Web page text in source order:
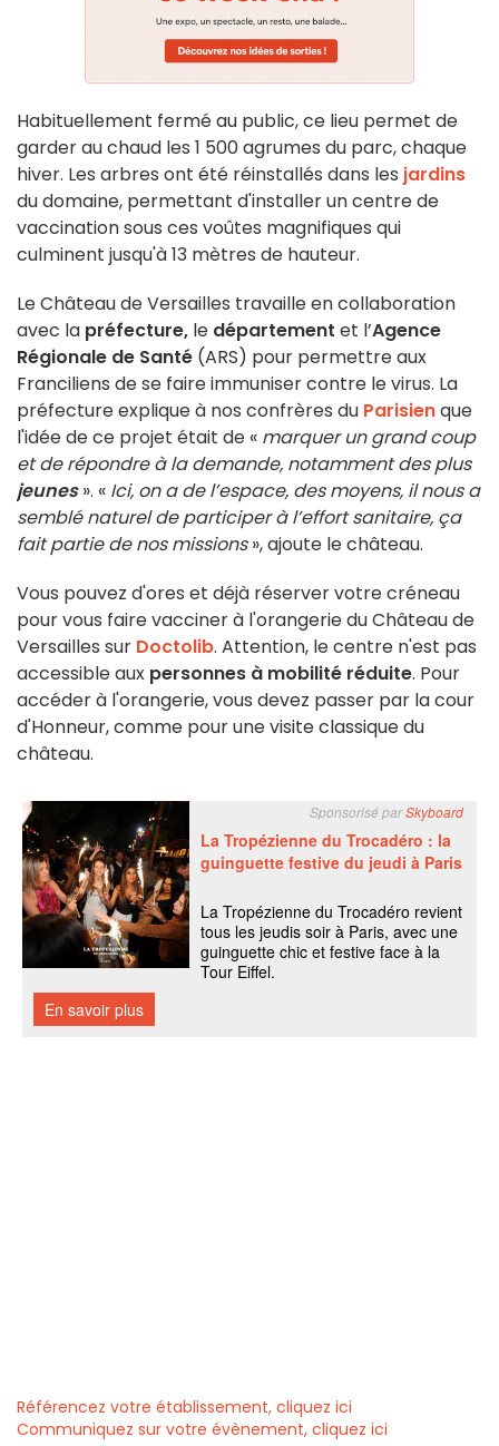
Habituellement fermé au public, ce lieu permet de
garder au chaud les 1 500 agrumes du parc, chaque
hiver. Les arbres ont été réinstallés dans les jardins
du domaine, permettant d'installer un centre de
vaccination sous ces voûtes magnifiques qui
culminent jusqu'à 13 mètres de hauteur.
Le Château de Versailles travaille en collaboration
avec la préfecture, le département et l’Agence
Régionale de Santé (ARS) pour permettre aux
Franciliens de se faire immuniser contre le virus. La
préfecture explique à nos confrères du Parisienque
l'idée de ce projet était de « marquer un grand coup
et de répondre à la demande, notamment des plus
jeunes». « Ici, on a de l’espace, des moyens, il nous a
semblé naturel de participer à l’effort sanitaire, ça
fait partie de nos missions», ajoute le château.
Vous pouvez d'ores et déjà réserver votre créneau
pour vous faire vacciner à l'orangerie du Château de
Versailles sur Doctolib. Attention, le centre n'est pas
accessible aux personnes à mobilité réduite. Pour
accéder à l'orangerie, vous devez passer par la cour
d'Honneur, comme pour une visite classique du
château.
Référencez votre établissement, cliquez ici
Communiquez sur votre évènement, cliquez ici